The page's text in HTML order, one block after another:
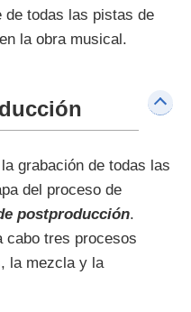
de todas las pistas de
la obra musical.
grabación de todas las
del proceso de
postproducción.
cabo tres procesos
la mezcla y la